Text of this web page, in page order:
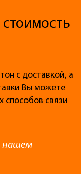
с доставкой, а
Вы можете
способов связи
нашем